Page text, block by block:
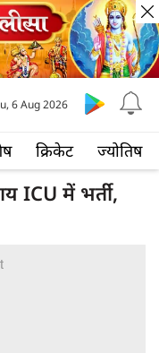
क्रिकेट ज्योतिष
6 Aug 2026
ICU में भर्ती,